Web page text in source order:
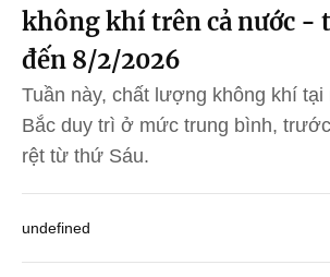
không khí trên cả nước -
đến 8/2/2026
Tuần này, chất lượng không khí tại
Bắc duy trì ở mức trung bình,
rệt từ thứ Sáu.
undefined